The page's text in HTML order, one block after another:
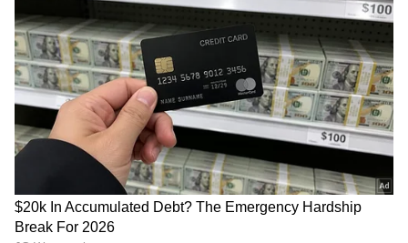
பெண்களின் பொருளாதார பங்களிப்பும்
அதிகரித்துள்ளது.